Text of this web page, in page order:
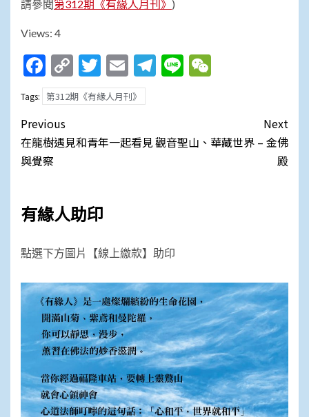
請參閱第312期《有緣人月刊》 )
Views: 4
Facebook
Copy
Link
Twitter
EmailTelegram
Line
Tags: 第312期《有緣人月刊》
Post
navigation
Previous
在龍樹遇見和青年一起看見
與覺察
Next
觀音聖山、華藏世界 – 金佛
殿
有緣人助印
點選下方圖片【線上繳款】助印